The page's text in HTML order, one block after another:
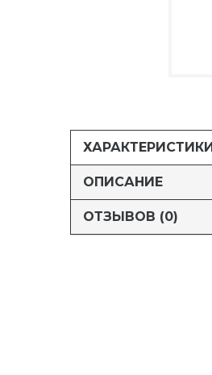
ХАРАКТЕРИСТИКИ
ОПИСАНИЕ
ОТЗЫВОВ (0)